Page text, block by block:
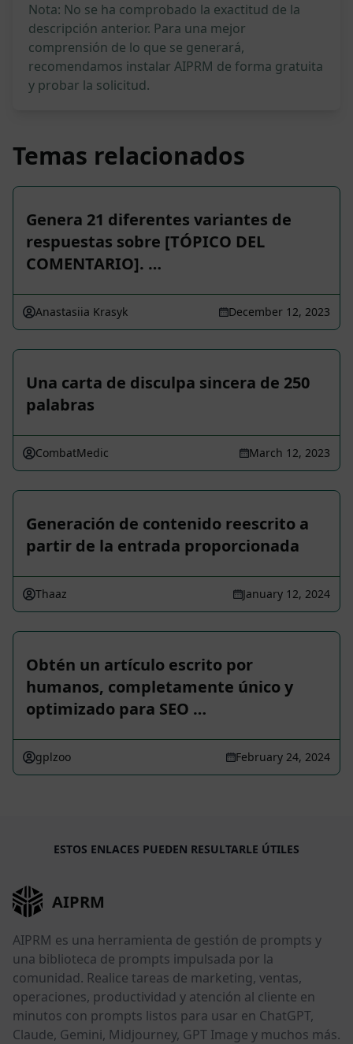
Nota: No se ha comprobado la exactitud de la
descripción anterior. Para una mejor
comprensión de lo que se generará,
recomendamos instalar AIPRM de forma gratuita
y probar la solicitud.
Temas relacionados
Genera 21 diferentes variantes de
respuestas sobre [TÓPICO DEL
COMENTARIO]. …
Anastasiia Krasyk December 12, 2023
Una carta de disculpa sincera de 250
palabras
CombatMedic March 12, 2023
Generación de contenido reescrito a
partir de la entrada proporcionada
Thaaz January 12, 2024
Obtén un artículo escrito por
humanos, completamente único y
optimizado para SEO …
gplzoo February 24, 2024
ESTOS ENLACES PUEDEN RESULTARLE ÚTILES
AIPRM
AIPRM es una herramienta de gestión de prompts y
una biblioteca de prompts impulsada por la
comunidad. Realice tareas de marketing, ventas,
operaciones, productividad y atención al cliente en
minutos con prompts listos para usar en ChatGPT,
Claude, Gemini, Midjourney, GPT Image y muchos más.